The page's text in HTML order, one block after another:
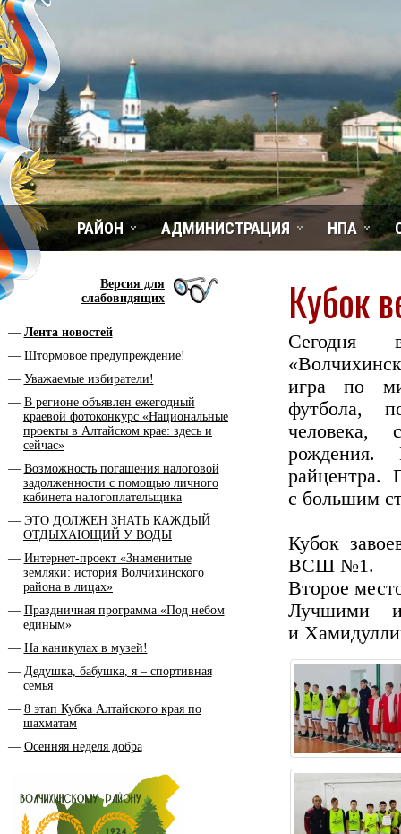
РАЙОН АДМИНИСТРАЦИЯ НПА
Версия для
слабовидящих
Лента новостей
Штормовое предупреждение!
Уважаемые избиратели!
В регионе объявлен ежегодный
краевой фотоконкурс «Национальные
проекты в Алтайском крае: здесь и
сейчас»
Возможность погашения налоговой
задолженности с помощью личного
кабинета налогоплательщика
ЭТО ДОЛЖЕН ЗНАТЬ КАЖДЫЙ
ОТДЫХАЮЩИЙ У ВОДЫ
Интернет-проект «Знаменитые
земляки: история Волчихинского
района в лицах»
Праздничная программа «Под небом
единым»
На каникулах в музей!
Дедушка, бабушка, я – спортивная
семья
8 этап Кубка Алтайского края по
шахматам
Осенняя неделя добра
Кубок
игра по
футбола,
человека,
рождения.
райцентра.
с большим
Кубок
ВСШ №1.
Второе
Лучшими
и